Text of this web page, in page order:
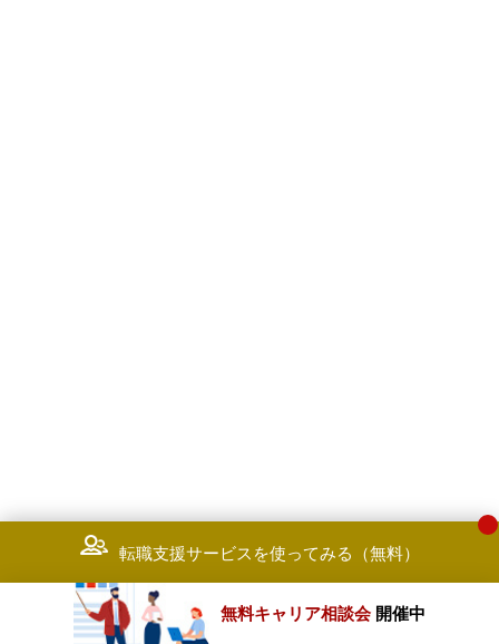
転職支援サービスを使ってみる（無料）
無料キャリア相談会 開催中